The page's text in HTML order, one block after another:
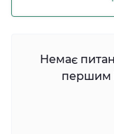
Немає
першим